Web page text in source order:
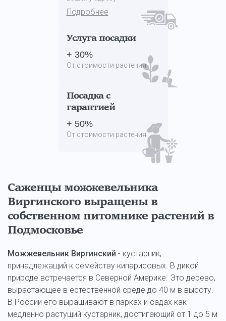
Подробнее
Услуга посадки
+ 30%
От стоимости растения
Посадка с
гарантией
+ 50%
От стоимости растения
Саженцы можжевельника
Виргинского выращены в
собственном питомнике растений в
Подмосковье
Можжевельник Виргинский - кустарник,
принадлежащий к семейству кипарисовых. В дикой
природе встречается в Северной Америке. Это дерево,
вырастающее в естественной среде до 40 м в высоту.
В России его выращивают в парках и садах как
медленно растущий кустарник, достигающий от 1 до 5 м